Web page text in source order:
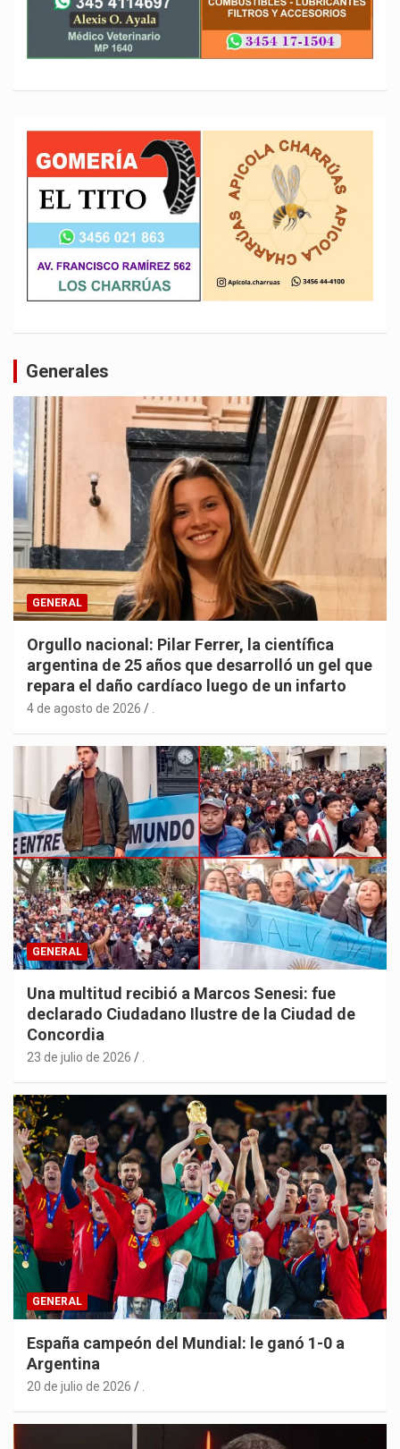
Generales
GENERAL
Orgullo nacional: Pilar Ferrer, la científica
argentina de 25 años que desarrolló un gel que
repara el daño cardíaco luego de un infarto
4 de agosto de 2026
GENERAL
Una multitud recibió a Marcos Senesi: fue
declarado Ciudadano Ilustre de la Ciudad de
Concordia
23 de julio de 2026 .
GENERAL
España campeón del Mundial: le ganó 1-0 a
Argentina
20 de julio de 2026